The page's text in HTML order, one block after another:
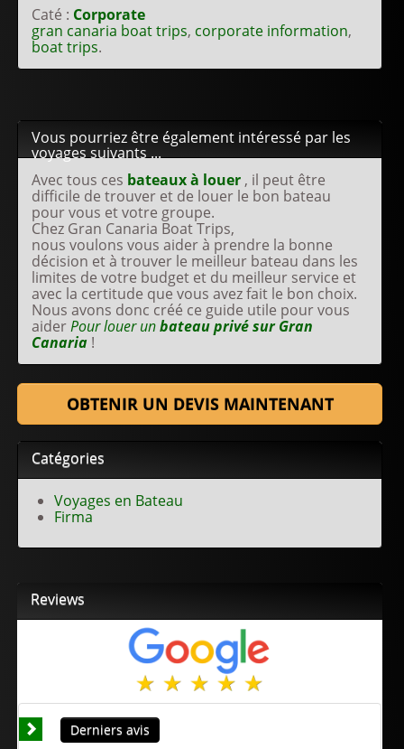
Caté : Corporate
gran canaria boat trips, corporate information,
boat trips.
Vous pourriez être également intéressé par les
voyages suivants ...
Avec tous ces bateaux à louer , il peut être
difficile de trouver et de louer le bon bateau
pour vous et votre groupe.
Chez Gran Canaria Boat Trips,
nous voulons vous aider à prendre la bonne
décision et à trouver le meilleur bateau dans les
limites de votre budget et du meilleur service et
avec la certitude que vous avez fait le bon choix.
Nous avons donc créé ce guide utile pour vous
aiderPour louer unbateau privé sur Gran
Canaria !
OBTENIR UN DEVIS MAINTENANT
Catégories
Voyages en Bateau
Firma
Reviews
Derniers avis